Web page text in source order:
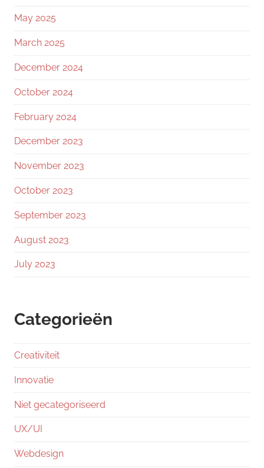
May 2025
March 2025
December 2024
October 2024
February 2024
December 2023
November 2023
October 2023
September 2023
August 2023
July 2023
Categorieën
Creativiteit
Innovatie
Niet gecategoriseerd
UX/UI
Webdesign